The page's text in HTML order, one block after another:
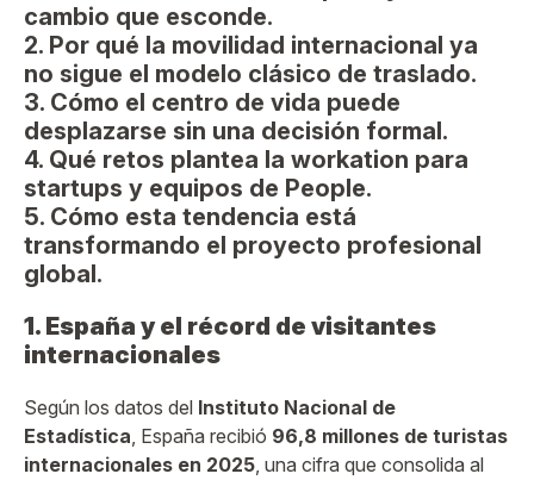
cambio que esconde.
2. Por qué la movilidad internacional ya
no sigue el modelo clásico de traslado.
3. Cómo el centro de vida puede
desplazarse sin una decisión formal.
4. Qué retos plantea la workation para
startups y equipos de People.
5. Cómo esta tendencia está
transformando el proyecto profesional
global.
1. España y el récord de visitantes
internacionales
Según los datos del Instituto Nacional de
Estadística, España recibió 96,8 millones de turistas
internacionales en 2025, una cifra que consolida al